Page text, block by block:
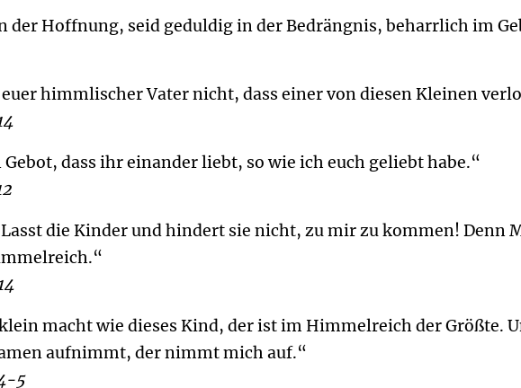
der Hoffnung, seid geduldig in der Bedrängnis, beharrlich im
euer himmlischer Vater nicht, dass einer von diesen Kleinen
Gebot, dass ihr einander liebt, so wie ich euch geliebt habe.“
Lasst die Kinder und hindert sie nicht, zu mir zu kommen! Denn
macht wie dieses Kind, der ist im Himmelreich der Größte.
aufnimmt, der nimmt mich auf.“
5